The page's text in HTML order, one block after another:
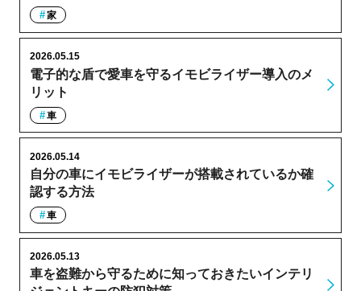
家
電子的な盾で愛車を守るイモビライザー導入のメ
リット
2026.05.15
車
自分の車にイモビライザーが搭載されているか確
認する方法
2026.05.14
車
車を盗難から守るために知っておきたいインテリ
2026.05.13